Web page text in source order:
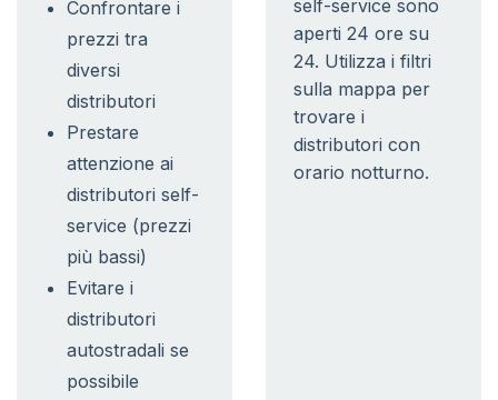
Confrontare i
prezzi tra
diversi
distributori
Prestare
attenzione ai
distributori self-
service (prezzi
più bassi)
Evitare i
distributori
autostradali se
possibile
self-service sono
aperti 24 ore su
24. Utilizza i filtri
sulla mappa per
trovare i
distributori con
orario notturno.